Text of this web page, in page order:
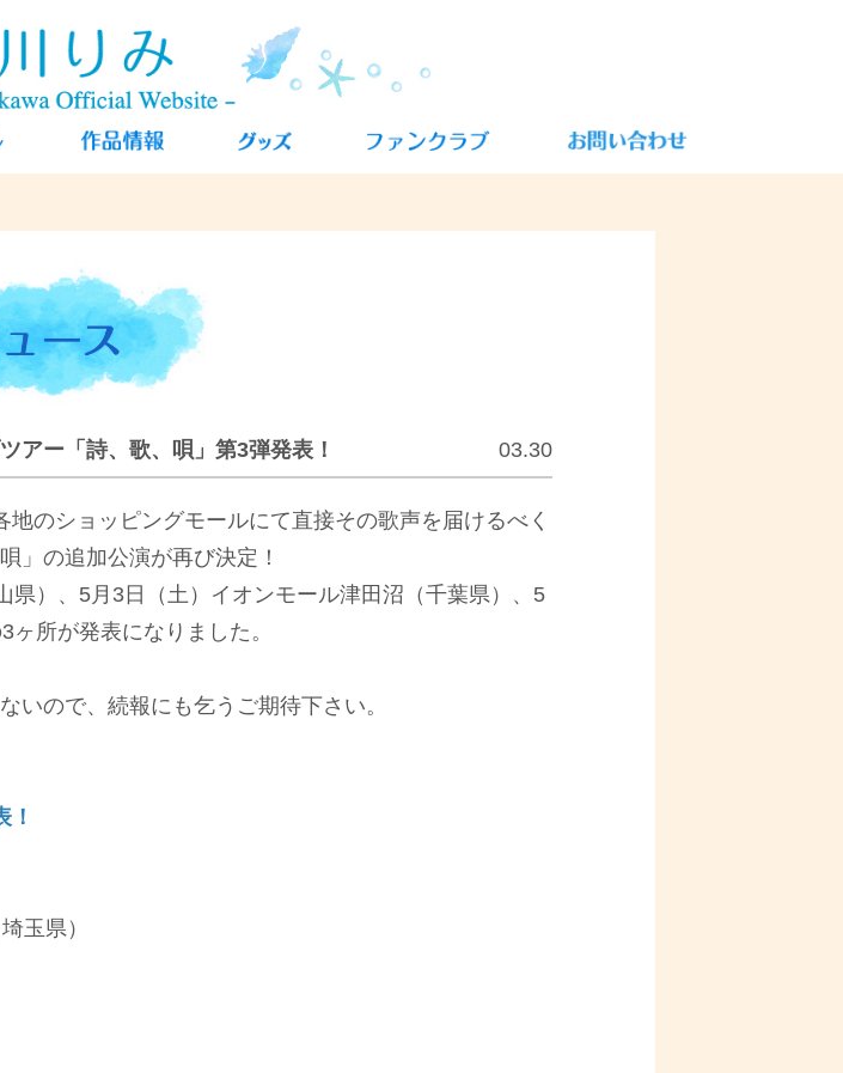
アー「詩、歌、唄」第3弾発表！ 03.30
のショッピングモールにて直接その歌声を届けるべく
」の追加公演が再び決定！
）、5月3日（土）イオンモール津田沼（千葉県）、5
所が発表になりました。
いので、続報にも乞うご期待下さい。
玉県）